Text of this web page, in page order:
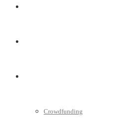
Crowdfunding